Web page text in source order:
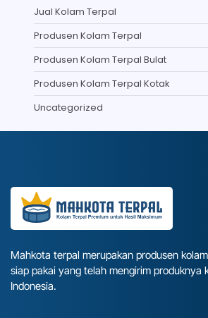
Jual Kolam Terpal
Produsen Kolam Terpal
Produsen Kolam Terpal Bulat
Produsen Kolam Terpal Kotak
Uncategorized
Mahkota terpal merupakan produsen
siap pakai yang telah mengirim produknya
Indonesia.